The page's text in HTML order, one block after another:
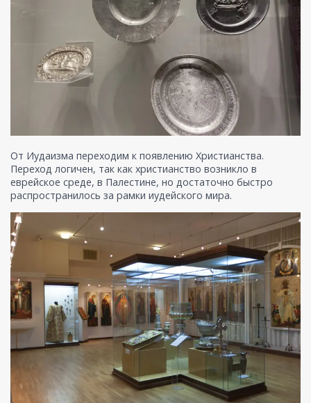
От Иудаизма переходим к появлению Христианства.
Переход логичен, так как христианство возникло в
еврейское среде, в Палестине, но достаточно быстро
распространилось за рамки иудейского мира.